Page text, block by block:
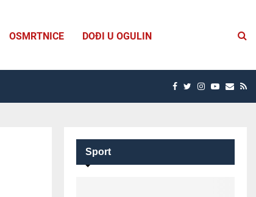
OSMRTNICE DOĐI U OGULIN
FACEBOOK
TWITTER
INSTAGRAM
YOUTUBE
Sport